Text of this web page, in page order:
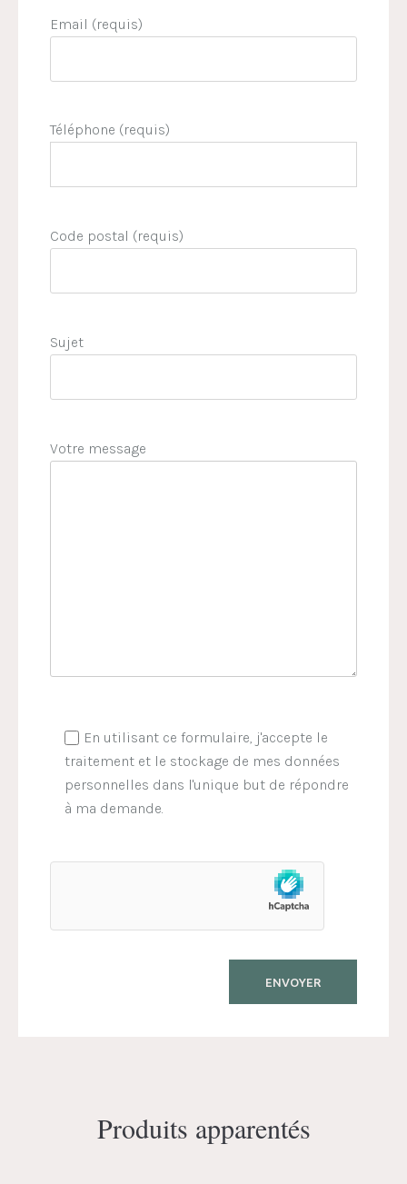
Email (requis)
Téléphone (requis)
Code postal (requis)
Sujet
Votre message
En utilisant ce formulaire, j'accepte le
traitement et le stockage de mes données
personnelles dans l'unique but de répondre
à ma demande.
Produits apparentés